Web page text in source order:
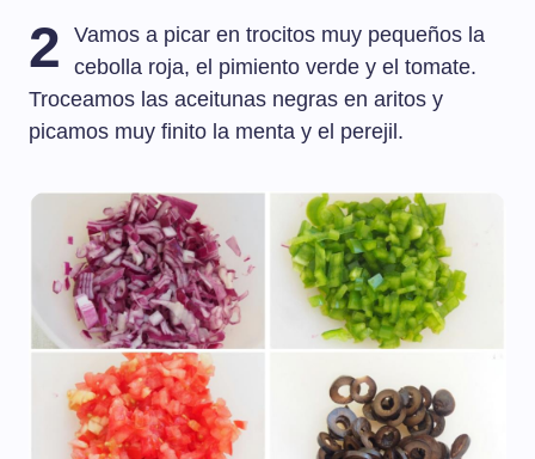
2
Vamos a picar en trocitos muy pequeños la
cebolla roja, el pimiento verde y el tomate.
Troceamos las aceitunas negras en aritos y
picamos muy finito la menta y el perejil.